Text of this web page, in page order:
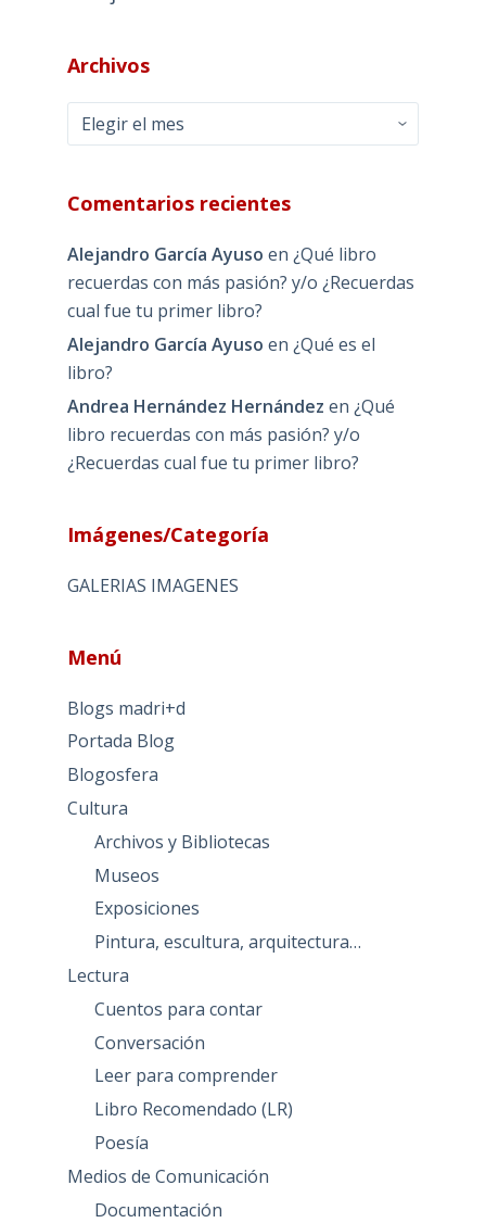
Archivos
Archivos
Comentarios recientes
Alejandro García Ayuso en ¿Qué libro
recuerdas con más pasión? y/o ¿Recuerdas
cual fue tu primer libro?
Alejandro García Ayuso en ¿Qué es el
libro?
Andrea Hernández Hernández en ¿Qué
libro recuerdas con más pasión? y/o
¿Recuerdas cual fue tu primer libro?
Imágenes/Categoría
GALERIAS IMAGENES
Menú
Blogs madri+d
Portada Blog
Blogosfera
Cultura
Archivos y Bibliotecas
Museos
Exposiciones
Pintura, escultura, arquitectura…
Lectura
Cuentos para contar
Conversación
Leer para comprender
Libro Recomendado (LR)
Poesía
Medios de Comunicación
Documentación